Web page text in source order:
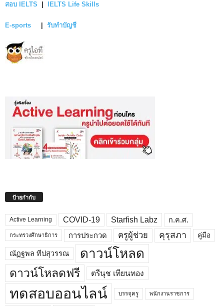
สอบ IELTS IELTS Life Skills
E-sports รับทำบัญชี
ป้ายกำกับ
Active Learning COVID-19 Starfish Labz ก.ค.ศ.
กระทรวงศึกษาธิการ การประกวด ครูผู้ช่วย คุรุสภา คู่มือ
ณัฏฐพล ทีปสุวรรณ ดาวน์โหลด
ดาวน์โหลดฟรี ตรีนุช เทียนทอง
ทดสอบออนไลน์ บรรจุครู พนักงานราชการ